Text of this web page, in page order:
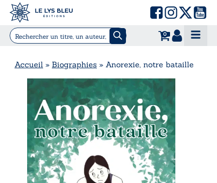
0
Accueil » Biographies » Anorexie, notre bataille